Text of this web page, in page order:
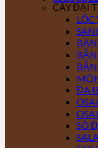
CÂY ĐẠI
ĐA
SÒ